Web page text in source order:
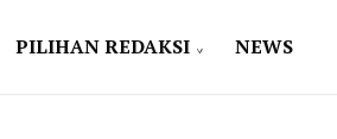
PILIHAN REDAKSI NEWS